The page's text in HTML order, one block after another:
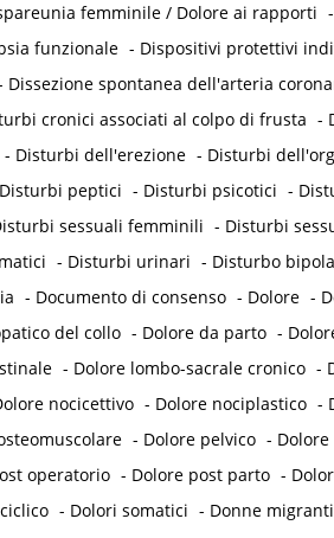
femminile / Dolore ai rapporti -
funzionale - Dispositivi protettivi
Dissezione spontanea dell'arteria
cronici associati al colpo di frusta -
- Disturbi dell'erezione - Disturbi
Disturbi peptici - Disturbi psicotici -
sessuali femminili - Disturbi
- Disturbi urinari - Disturbo
- Documento di consenso - Dolore -
del collo - Dolore da parto -
- Dolore lombo-sacrale cronico -
nocicettivo - Dolore nociplastico -
- Dolore pelvico -
operatorio - Dolore post parto -
- Dolori somatici - Donne migranti